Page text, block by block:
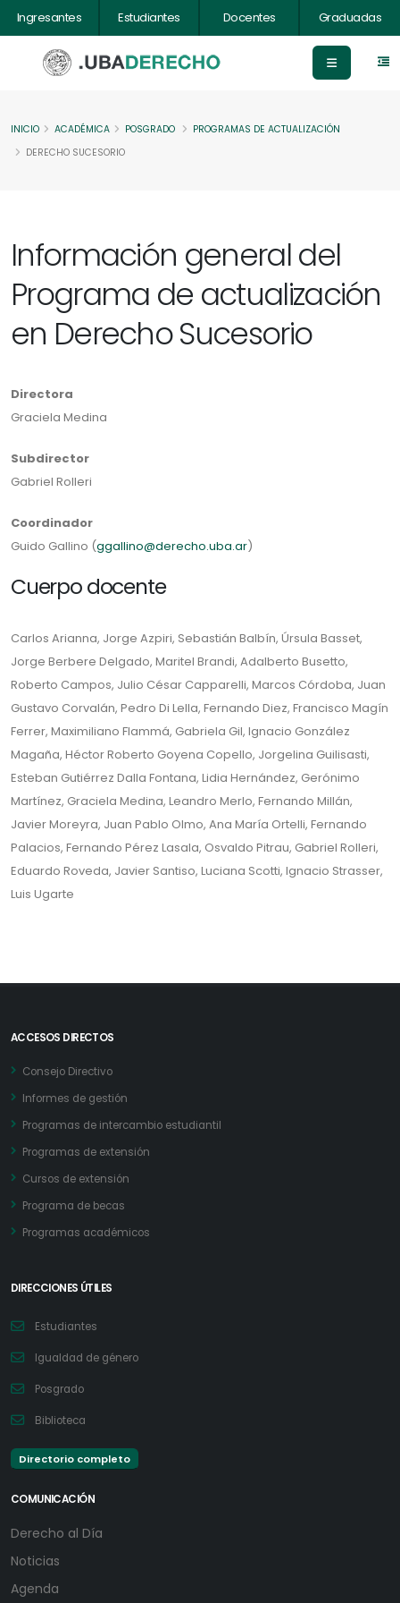
Ingresantes Estudiantes Docentes Graduadas
INICIO ACADÉMICA POSGRADO
PROGRAMAS DE ACTUALIZACIÓN
DERECHO SUCESORIO
Información general del
Programa de actualización
en Derecho Sucesorio
Directora
Graciela Medina
Subdirector
Gabriel Rolleri
Coordinador
Guido Gallino (ggallino@derecho.uba.ar)
Cuerpo docente
Carlos Arianna, Jorge Azpiri, Sebastián Balbín, Úrsula Basset,
Jorge Berbere Delgado, Maritel Brandi, Adalberto Busetto,
Roberto Campos, Julio César Capparelli, Marcos Córdoba, Juan
Gustavo Corvalán, Pedro Di Lella, Fernando Diez, Francisco Magín
Ferrer, Maximiliano Flammá, Gabriela Gil, Ignacio González
Magaña, Héctor Roberto Goyena Copello, Jorgelina Guilisasti,
Esteban Gutiérrez Dalla Fontana, Lidia Hernández, Gerónimo
Martínez, Graciela Medina, Leandro Merlo, Fernando Millán,
Javier Moreyra, Juan Pablo Olmo, Ana María Ortelli, Fernando
Palacios, Fernando Pérez Lasala, Osvaldo Pitrau, Gabriel Rolleri,
Eduardo Roveda, Javier Santiso, Luciana Scotti, Ignacio Strasser,
Luis Ugarte
ACCESOS DIRECTOS
Consejo Directivo
Informes de gestión
Programas de intercambio estudiantil
Programas de extensión
Cursos de extensión
Programa de becas
Programas académicos
DIRECCIONES ÚTILES
Estudiantes
Igualdad de género
Posgrado
Biblioteca
Directorio completo
COMUNICACIÓN
Derecho al Día
Noticias
Agenda